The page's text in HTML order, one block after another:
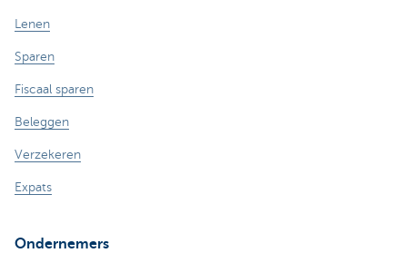
Lenen
Sparen
Fiscaal sparen
Beleggen
Verzekeren
Expats
Ondernemers